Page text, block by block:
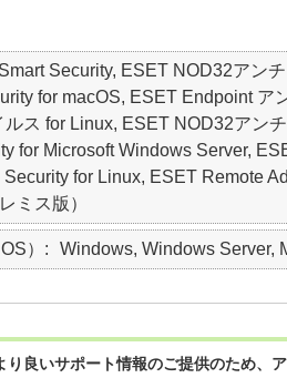
Security, ESET NOD32アン
for macOS, ESET Endpoint
ス for Linux, ESET NOD32アン
for Microsoft Windows Server,
for Linux, ESET Remote
ミス版）
） Windows, Windows Server,
り良いサポート情報のご提供のため